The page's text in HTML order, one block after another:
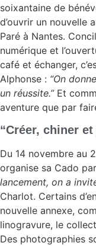
soixantaine de
d’ouvrir un nouvelle
Paré à Nantes.
numérique et
café et échanger,
Alphonse : “On
un réussite.”Et
aventure que par
“Créer, chiner
Du 14 novembre au
organise sa Cado
lancement, on a
Charlot. Certains
nouvelle annexe,
linogravure, le
Des photographies